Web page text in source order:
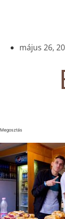
május 26,
Megosztás